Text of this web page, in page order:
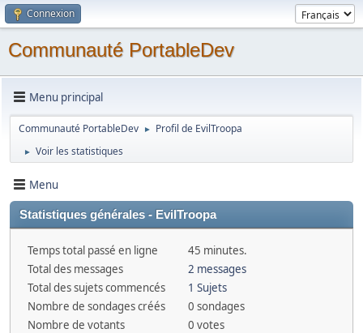
Connexion
Communauté PortableDev
Menu principal
Communauté PortableDev ► Profil de EvilTroopa
► Voir les statistiques
Menu
Statistiques générales - EvilTroopa
Temps total passé en ligne
45 minutes.
Total des messages
2 messages
Total des sujets commencés
1 Sujets
Nombre de sondages créés
0 sondages
Nombre de votants
0 votes